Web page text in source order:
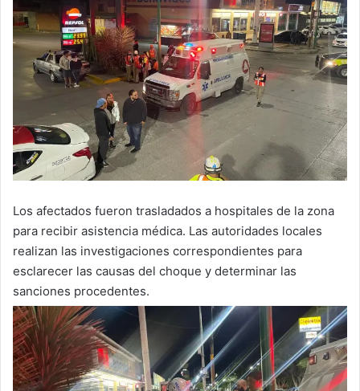
Los afectados fueron trasladados a hospitales de la zona
para recibir asistencia médica. Las autoridades locales
realizan las investigaciones correspondientes para
esclarecer las causas del choque y determinar las
sanciones procedentes.